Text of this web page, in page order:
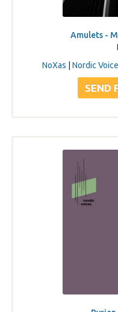
Amulets -
NoXas
Nordic